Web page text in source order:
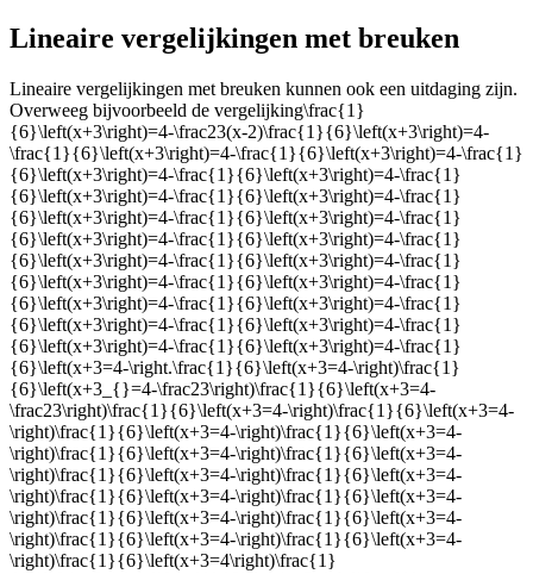
Lineaire vergelijkingen met breuken
Lineaire vergelijkingen met breuken kunnen ook een uitdaging zijn.
Overweeg bijvoorbeeld de vergelijking\frac{1}
{6}\left(x+3\right)=4-\frac23(x-2)\frac{1}{6}\left(x+3\right)=4-
\frac{1}{6}\left(x+3\right)=4-\frac{1}{6}\left(x+3\right)=4-\frac{1}
{6}\left(x+3\right)=4-\frac{1}{6}\left(x+3\right)=4-\frac{1}
{6}\left(x+3\right)=4-\frac{1}{6}\left(x+3\right)=4-\frac{1}
{6}\left(x+3\right)=4-\frac{1}{6}\left(x+3\right)=4-\frac{1}
{6}\left(x+3\right)=4-\frac{1}{6}\left(x+3\right)=4-\frac{1}
{6}\left(x+3\right)=4-\frac{1}{6}\left(x+3\right)=4-\frac{1}
{6}\left(x+3\right)=4-\frac{1}{6}\left(x+3\right)=4-\frac{1}
{6}\left(x+3\right)=4-\frac{1}{6}\left(x+3\right)=4-\frac{1}
{6}\left(x+3\right)=4-\frac{1}{6}\left(x+3\right)=4-\frac{1}
{6}\left(x+3\right)=4-\frac{1}{6}\left(x+3\right)=4-\frac{1}
{6}\left(x+3=4-\right.\frac{1}{6}\left(x+3=4-\right)\frac{1}
{6}\left(x+3_{}=4-\frac23\right)\frac{1}{6}\left(x+3=4-
\frac23\right)\frac{1}{6}\left(x+3=4-\right)\frac{1}{6}\left(x+3=4-
\right)\frac{1}{6}\left(x+3=4-\right)\frac{1}{6}\left(x+3=4-
\right)\frac{1}{6}\left(x+3=4-\right)\frac{1}{6}\left(x+3=4-
\right)\frac{1}{6}\left(x+3=4-\right)\frac{1}{6}\left(x+3=4-
\right)\frac{1}{6}\left(x+3=4-\right)\frac{1}{6}\left(x+3=4-
\right)\frac{1}{6}\left(x+3=4-\right)\frac{1}{6}\left(x+3=4-
\right)\frac{1}{6}\left(x+3=4-\right)\frac{1}{6}\left(x+3=4-
\right)\frac{1}{6}\left(x+3=4\right)\frac{1}